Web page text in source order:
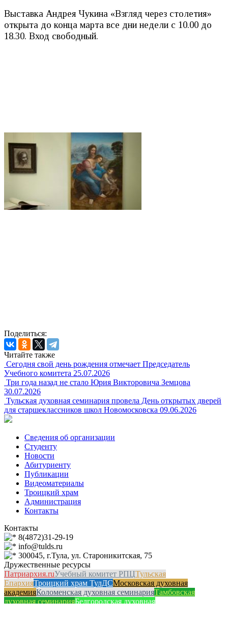
Выставка Андрея Чукина «Взгляд через столетия»
открыта до конца марта все дни недели с 10.00 до
18.30. Вход свободный.
Поделиться:
Читайте также
Сегодня свой день рождения отмечает Председатель
Учебного комитета 25.07.2026
Три года назад не стало Юрия Викторовича Земцова
30.07.2026
Тульская духовная семинария провела День открытых дверей
для старшеклассников школ Новомосковска 09.06.2026
Сведения об организации
Студенту
Новости
Абитуриенту
Публикации
Видеоматериалы
Троицкий храм
Администрация
Контакты
Контакты
8(4872)31-29-19
info@tulds.ru
300045, г.Тула, ул. Староникитская, 75
Дружественные ресурсы
Патриархия.ruУчебный комитет РПЦТульская
ЕпархияТроицкий храм ТулДСМосковская духовная
академияКоломенская духовная семинарияТамбовская
духовная семинарияБелгородская духовная